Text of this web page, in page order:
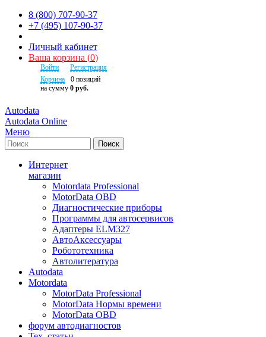
8 (800) 707-90-37
+7 (495) 107-90-37
Личный кабинет
Ваша корзина (0)
Войти
Регистрация
Корзина
0 позиций
на сумму 0 руб.
Autodata
Autodata Online
Меню
Поиск
Интернет
магазин
Motordata Professional
MotorData OBD
Диагностические приборы
Программы для автосервисов
Адаптеры ELM327
АвтоАксессуары
Робототехника
Автолитература
Autodata
Motordata
MotorData Professional
MotorData Нормы времени
MotorData OBD
форум автодиагностов